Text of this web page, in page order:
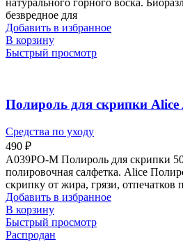
безвредное для
Добавить в избранное
В корзину
Быстрый просмотр
Полироль для скрипки
Средства по уходу
490 ₽
A039PO-M Полироль для скрипки
полировочная салфетка. Alice
скрипку от жира, грязи, отпечатков
Добавить в избранное
В корзину
Быстрый просмотр
Распродан